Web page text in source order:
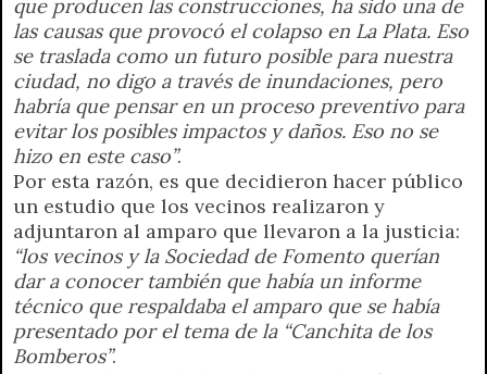
que producen las construcciones, ha sido una de
las causas que provocó el colapso en La Plata. Eso
se traslada como un futuro posible para nuestra
ciudad, no digo a través de inundaciones, pero
habría que pensar en un proceso preventivo para
evitar los posibles impactos y daños. Eso no se
hizo en este caso”.
Por esta razón, es que decidieron hacer público
un estudio que los vecinos realizaron y
adjuntaron al amparo que llevaron a la justicia:
“los vecinos y la Sociedad de Fomento querían
dar a conocer también que había un informe
técnico que respaldaba el amparo que se había
presentado por el tema de la “Canchita de los
Bomberos”.